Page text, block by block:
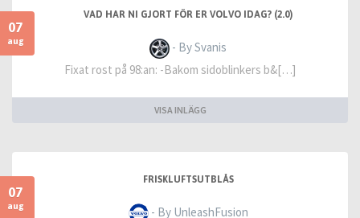
07
aug
VAD HAR NI GJORT FÖR ER VOLVO IDAG? (2.0)
- By Svanis
Fixat rost på 98:an: -Bakom sidoblinkers b&[…]
VISA INLÄGG
07
aug
FRISKLUFTSUTBLÅS
- By UnleashFusion